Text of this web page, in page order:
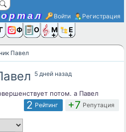
Войти Регистрация
Фото Ещё
Павел
5 дней назад
потом. а Павел
+7 Репутация
2 Рейтинг